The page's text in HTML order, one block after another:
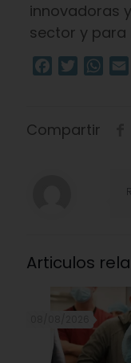
innovadoras
sector y para
Facebook
Twitter
Compartir
Articulos